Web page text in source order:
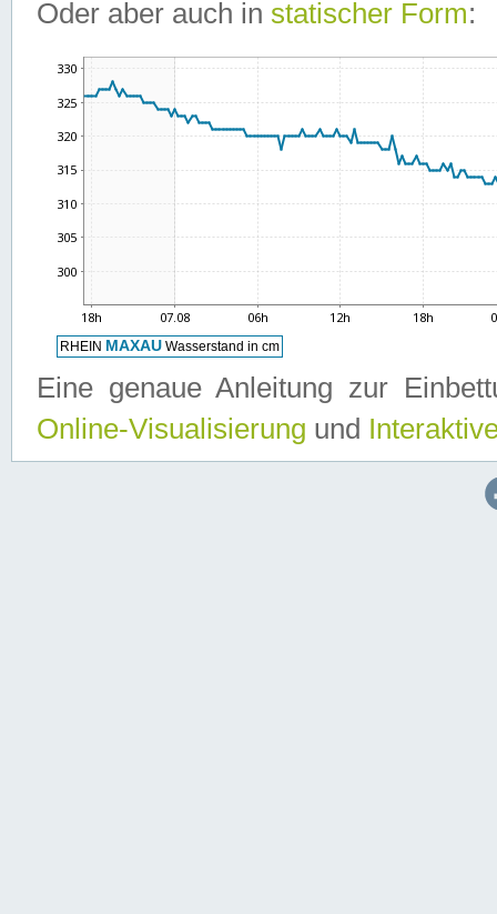
Oder aber auch in statischer Form:
Eine genaue Anleitung zur
Online-Visualisierung und